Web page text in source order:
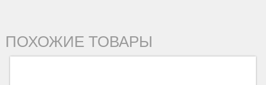
ПОХОЖИЕ ТОВАРЫ